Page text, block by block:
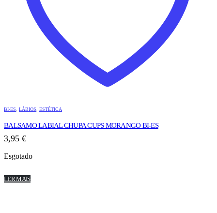
BI-ES LÁBIOS ESTÉTICA
BALSAMO LABIAL CHUPA CUPS MORANGO BI-ES
3,95 €
Esgotado
LER MAIS